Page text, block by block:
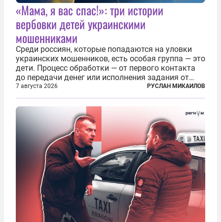
«Мама, я вас спас!»: три истории
вербовки детей украинскими
мошенниками
Среди россиян, которые попадаются на уловки
украинских мошенников, есть особая группа — это
дети. Процесс обработки — от первого контакта
до передачи денег или исполнения задания от
кураторов может занять от двух часов до
нескольких месяцев. Детей превращают в
послушных исполнителей, которые...
7 августа 2026 РУСЛАН МИКАИЛОВ